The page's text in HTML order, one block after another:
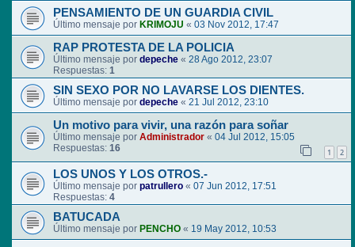
PENSAMIENTO DE UN GUARDIA CIVIL
Último mensaje por KRIMOJU « 03 Nov 2012, 17:47
RAP PROTESTA DE LA POLICIA
Último mensaje por depeche « 28 Ago 2012, 23:07
Respuestas: 1
SIN SEXO POR NO LAVARSE LOS DIENTES.
Último mensaje por depeche « 21 Jul 2012, 23:10
Un motivo para vivir, una razón para soñar
Último mensaje por Administrador « 04 Jul 2012, 15:05
Respuestas: 16 1 2
LOS UNOS Y LOS OTROS.-
Último mensaje por patrullero « 07 Jun 2012, 17:51
Respuestas: 4
BATUCADA
Último mensaje por PENCHO « 19 May 2012, 10:53